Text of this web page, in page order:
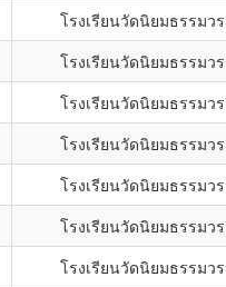
โรงเรียนวัดนิยมธรรมว
โรงเรียนวัดนิยมธรรมว
โรงเรียนวัดนิยมธรรมว
โรงเรียนวัดนิยมธรรมว
โรงเรียนวัดนิยมธรรมว
โรงเรียนวัดนิยมธรรมว
โรงเรียนวัดนิยมธรรมว